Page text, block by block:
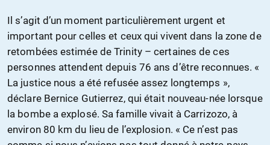
Il s’agit d’un moment particulièrement urgent et
important pour celles et ceux qui vivent dans la zone de
retombées estimée de Trinity – certaines de ces
personnes attendent depuis 76 ans d’être reconnues. «
La justice nous a été refusée assez longtemps »,
déclare Bernice Gutierrez, qui était nouveau-née lorsque
la bombe a explosé. Sa famille vivait à Carrizozo, à
environ 80 km du lieu de l’explosion. « Ce n’est pas